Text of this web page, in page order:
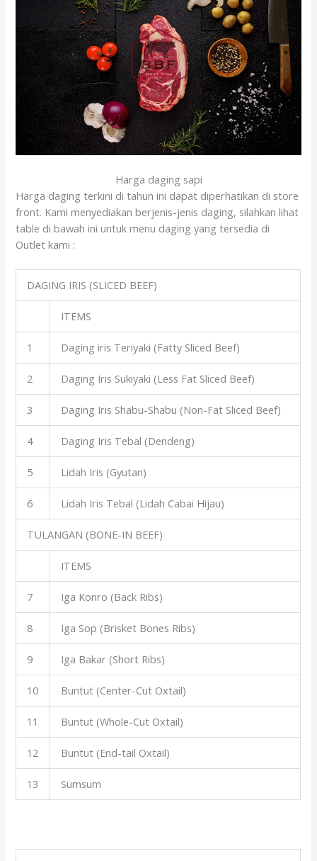
Harga daging sapi
Harga daging terkini di tahun ini dapat diperhatikan di store
front. Kami menyediakan berjenis-jenis daging, silahkan lihat
table di bawah ini untuk menu daging yang tersedia di
Outlet kami :
DAGING IRIS (SLICED BEEF)
ITEMS
1 Daging iris Teriyaki (Fatty Sliced Beef)
2 Daging Iris Sukiyaki (Less Fat Sliced Beef)
3 Daging Iris Shabu-Shabu (Non-Fat Sliced Beef)
4 Daging Iris Tebal (Dendeng)
5 Lidah Iris (Gyutan)
6 Lidah Iris Tebal (Lidah Cabai Hijau)
TULANGAN (BONE-IN BEEF)
ITEMS
7 Iga Konro (Back Ribs)
8 Iga Sop (Brisket Bones Ribs)
9 Iga Bakar (Short Ribs)
10 Buntut (Center-Cut Oxtail)
11 Buntut (Whole-Cut Oxtail)
12 Buntut (End-tail Oxtail)
13 Sumsum